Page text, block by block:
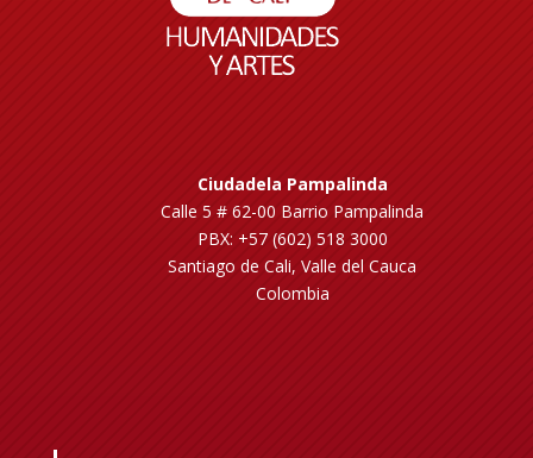
Ciudadela Pampalinda
Calle 5 # 62-00 Barrio Pampalinda
PBX: +57 (602) 518 3000
Santiago de Cali, Valle del Cauca
Colombia